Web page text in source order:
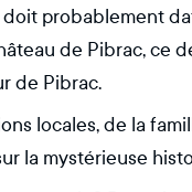
probablement
de Pibrac, ce
de Pibrac.
locales, de la
la mystérieuse